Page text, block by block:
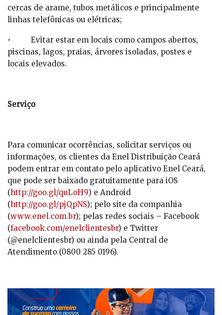
cercas de arame, tubos metálicos e principalmente
linhas telefônicas ou elétricas;
• Evitar estar em locais como campos abertos,
piscinas, lagos, praias, árvores isoladas, postes e
locais elevados.
Serviço
Para comunicar ocorrências, solicitar serviços ou
informações, os clientes da Enel Distribuição Ceará
podem entrar em contato pelo aplicativo Enel Ceará,
que pode ser baixado gratuitamente para iOS
(http://goo.gl/quLoH9) e Android
(http://goo.gl/pjQpNS); pelo site da companhia
(www.enel.com.br); pelas redes sociais – Facebook
(facebook.com/enelclientesbr) e Twitter
(@enelclientesbr) ou ainda pela Central de
Atendimento (0800 285 0196).